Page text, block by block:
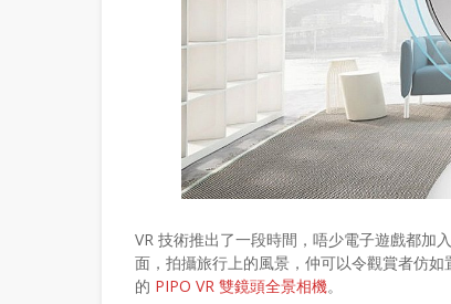
VR 技術推出了一段時間，唔少電子遊戲都加
面，拍攝旅行上的風景，仲可以令觀賞者仿
的 PIPO VR 雙鏡頭全景相機。